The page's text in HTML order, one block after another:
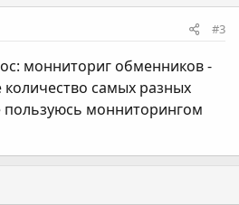
#3
монниториг обменников -
самых разных
пользуюсь монниторингом